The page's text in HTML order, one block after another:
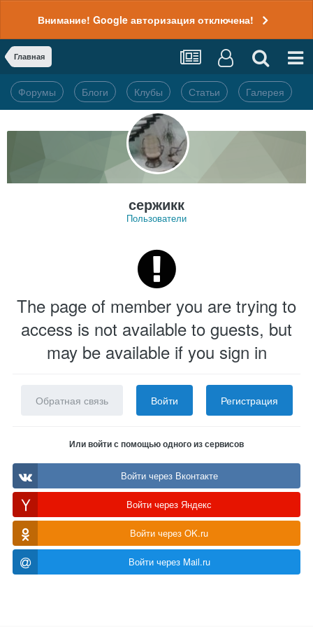
Внимание! Google авторизация отключена!
Главная
Форумы Блоги Клубы Статьи Галерея
сержикк
Пользователи
The page of member you are trying to
access is not available to guests, but
may be available if you sign in
Обратная связь Войти Регистрация
Или войти с помощью одного из сервисов
Войти через Вконтакте
Войти через Яндекс
Войти через OK.ru
Войти через Mail.ru